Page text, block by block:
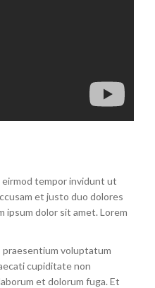
eirmod tempor invidunt ut
et justo duo dolores
ipsum dolor sit amet. Lorem
praesentium voluptatum
cupiditate non
et dolorum fuga. Et